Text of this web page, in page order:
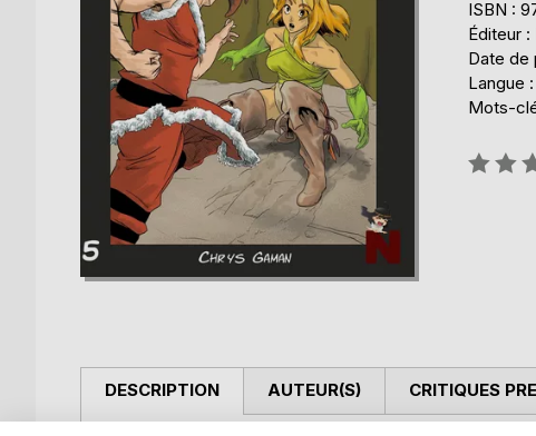
ISBN :
Éditeur :
Date de
Langue
Mots-
DESCRIPTION AUTEUR(S) CRITIQUES